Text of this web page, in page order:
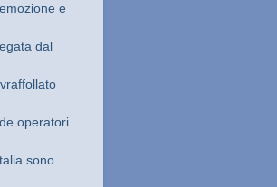
e
dal
operatori
sono